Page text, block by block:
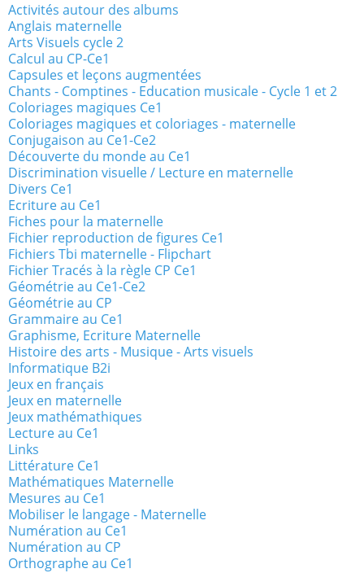
Activités autour des albums
Anglais maternelle
Arts Visuels cycle 2
Calcul au CP-Ce1
Capsules et leçons augmentées
Chants - Comptines - Education musicale - Cycle 1 et 2
Coloriages magiques Ce1
Coloriages magiques et coloriages - maternelle
Conjugaison au Ce1-Ce2
Découverte du monde au Ce1
Discrimination visuelle / Lecture en maternelle
Divers Ce1
Ecriture au Ce1
Fiches pour la maternelle
Fichier reproduction de figures Ce1
Fichiers Tbi maternelle - Flipchart
Fichier Tracés à la règle CP Ce1
Géométrie au Ce1-Ce2
Géométrie au CP
Grammaire au Ce1
Graphisme, Ecriture Maternelle
Histoire des arts - Musique - Arts visuels
Informatique B2i
Jeux en français
Jeux en maternelle
Jeux mathémathiques
Lecture au Ce1
Links
Littérature Ce1
Mathématiques Maternelle
Mesures au Ce1
Mobiliser le langage - Maternelle
Numération au Ce1
Numération au CP
Orthographe au Ce1